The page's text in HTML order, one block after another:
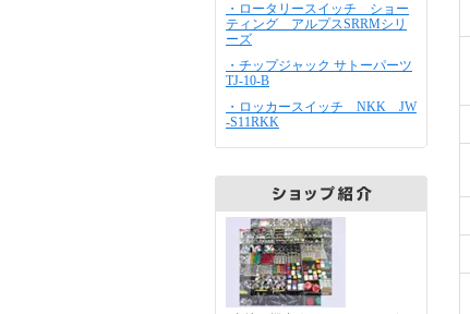
・ロータリースイッチ ショー
ティング アルプスSRRMシリ
ーズ
・チップジャック サトーパーツ
TJ-10-B
・ロッカースイッチ NKK JW
-S11RKK